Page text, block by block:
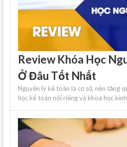
Review Khóa Học
Ở Đâu Tốt Nhất
Nguyên lý kế toán là cơ sở, nền tảng
học kế toán nói riêng và khoa học